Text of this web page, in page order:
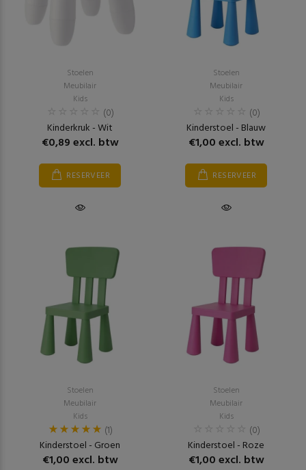
Stoelen
Meubilair
Kids
(0)
Kinderkruk - Wit
€0,89 excl. btw
RESERVEER
Stoelen
Meubilair
Kids
(0)
Kinderstoel - Blauw
€1,00 excl. btw
RESERVEER
Stoelen
Meubilair
Kids
(1)
Kinderstoel - Groen
€1,00 excl. btw
Stoelen
Meubilair
Kids
(0)
Kinderstoel - Roze
€1,00 excl. btw